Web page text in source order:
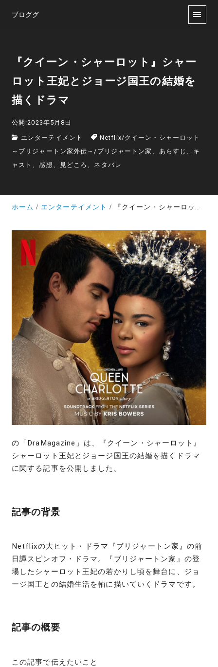
ブロググ
『クイーン・シャーロット』シャー
ロット王妃とジョージ国王の結婚を
描くドラマ
公開:2023年5月8日
エンターテイメント Netflix/クイーン・シャーロット
～ブリジャートン家外伝～ / ブリジャートン家、あらすじ、キ
ャスト、感想、見どころ、ネタバレ
ホーム エンターテイメント 『クイーン・シャーロット』シャーロット王妃とジョージ国王の結婚を描くドラマ
の「DraMagazine」は、『クイーン・シャーロット』
シャーロット王妃とジョージ国王の結婚を描くドラマ
に関する記事を公開しました。
記事の背景
Netflixの大ヒット・ドラマ『ブリジャートン家』の前
日譚スピンオフ・ドラマ。『ブリジャートン家』の登
場したシャーロット王妃の若かりし頃を舞台に、ジョ
ージ国王との結婚生活を軸に描いていくドラマです。
記事の概要
この記事で伝えたいこと